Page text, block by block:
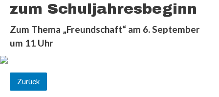
zum Schuljahresbeginn
Zum Thema „Freundschaft“ am 6. September
um 11 Uhr
Zurück